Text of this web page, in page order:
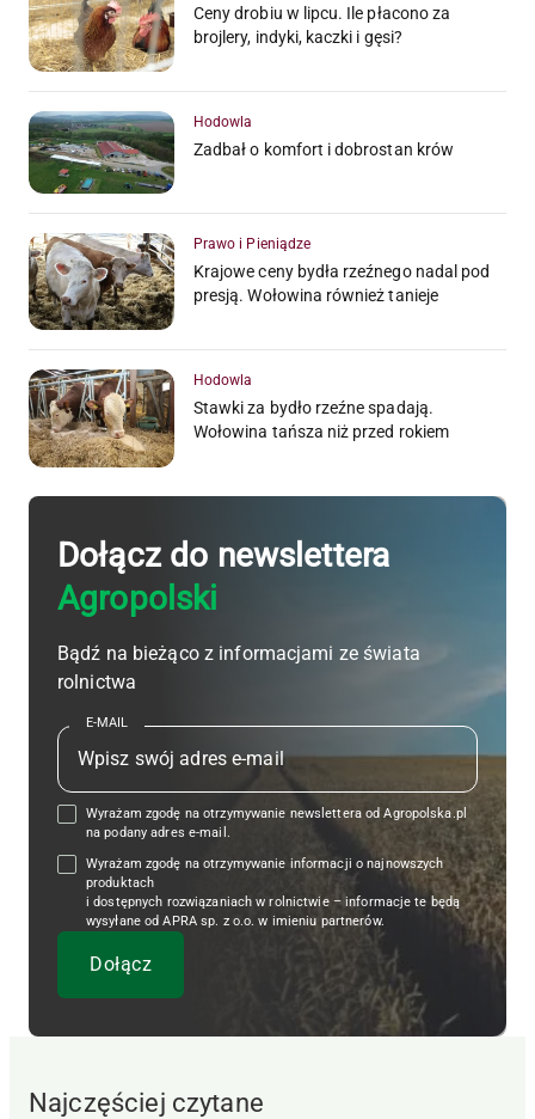
Ceny drobiu w lipcu. Ile płacono za
brojlery, indyki, kaczki i gęsi?
Hodowla
Zadbał o komfort i dobrostan krów
Prawo i Pieniądze
Krajowe ceny bydła rzeźnego nadal pod
presją. Wołowina również tanieje
Hodowla
Stawki za bydło rzeźne spadają.
Wołowina tańsza niż przed rokiem
Dołącz do newslettera
Agropolski
Bądź na bieżąco z informacjami ze świata
rolnictwa
E-MAIL
Wyrażam zgodę na otrzymywanie newslettera od Agropolska.pl
na podany adres e-mail.
Wyrażam zgodę na otrzymywanie informacji o najnowszych
produktach
i dostępnych rozwiązaniach w rolnictwie – informacje te będą
wysyłane od APRA sp. z o.o. w imieniu partnerów.
Najczęściej czytane